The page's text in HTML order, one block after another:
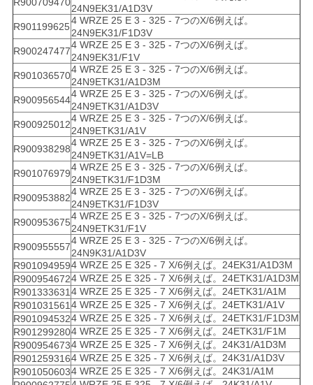
R900709470
24N9EK31/A1D3V
R901199625
4 WRZE 25 E 3 - 325 - 7つのX/6例えば。
24N9EK31/F1D3V
R900247477
4 WRZE 25 E 3 - 325 - 7つのX/6例えば。
24N9EK31/F1V
R901036570
4 WRZE 25 E 3 - 325 - 7つのX/6例えば。
24N9ETK31/A1D3M
R900956544
4 WRZE 25 E 3 - 325 - 7つのX/6例えば。
24N9ETK31/A1D3V
R900925012
4 WRZE 25 E 3 - 325 - 7つのX/6例えば。
24N9ETK31/A1V
R900938298
4 WRZE 25 E 3 - 325 - 7つのX/6例えば。
24N9ETK31/A1V=LB
R901076979
4 WRZE 25 E 3 - 325 - 7つのX/6例えば。
24N9ETK31/F1D3M
R900953882
4 WRZE 25 E 3 - 325 - 7つのX/6例えば。
24N9ETK31/F1D3V
R900953675
4 WRZE 25 E 3 - 325 - 7つのX/6例えば。
24N9ETK31/F1V
R900955557
4 WRZE 25 E 3 - 325 - 7つのX/6例えば。
24N9K31/A1D3V
R9010949594 WRZE 25 E 325 - 7 X/6例えば。24EK31/A1D3M
R9009546724 WRZE 25 E 325 - 7 X/6例えば。24ETK31/A1D3M
R9013336314 WRZE 25 E 325 - 7 X/6例えば。24ETK31/A1M
R9010315614 WRZE 25 E 325 - 7 X/6例えば。24ETK31/A1V
R9010945324 WRZE 25 E 325 - 7 X/6例えば。24ETK31/F1D3M
R9012992804 WRZE 25 E 325 - 7 X/6例えば。24ETK31/F1M
R9009546734 WRZE 25 E 325 - 7 X/6例えば。24K31/A1D3M
R9012593164 WRZE 25 E 325 - 7 X/6例えば。24K31/A1D3V
R9010506034 WRZE 25 E 325 - 7 X/6例えば。24K31/A1M